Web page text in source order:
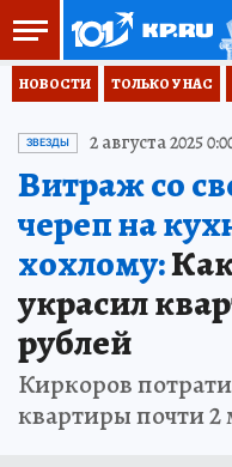
НОВОСТИ ТОЛЬКО У НАС
ЗВЕЗДЫ 2 августа 2025
Витраж со
череп на
хохлому:
украсил
рублей
Киркоров
квартиры почти 2